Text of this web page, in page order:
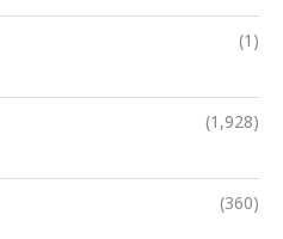
(1)
(1,928)
(360)